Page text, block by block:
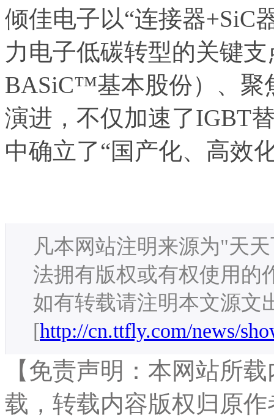
倾佳电子以“连接器+SiC
力电子低碳转型的关键
BASiC™基本股份）、聚
演进，不仅加速了IGBT
中确立了“国产化、高效
凡本网站注明来源为"天
法拥有版权或有权使用的
如有转载请注明本文源文
[http://cn.ttfly.com/news/
【免责声明：本网站所
载，转载内容版权归原